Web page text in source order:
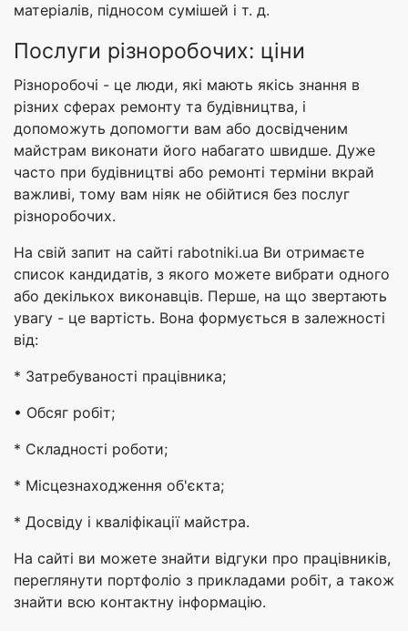
матеріалів, підносом сумішей і т. д.
Послуги різноробочих: ціни
Різноробочі - це люди, які мають якісь знання в
різних сферах ремонту та будівництва, і
допоможуть допомогти вам або досвідченим
майстрам виконати його набагато швидше. Дуже
часто при будівництві або ремонті терміни вкрай
важливі, тому вам ніяк не обійтися без послуг
різноробочих.
На свій запит на сайті rabotniki.ua Ви отримаєте
список кандидатів, з якого можете вибрати одного
або декількох виконавців. Перше, на що звертають
увагу - це вартість. Вона формується в залежності
від:
* Затребуваності працівника;
• Обсяг робіт;
* Складності роботи;
* Місцезнаходження об'єкта;
* Досвіду і кваліфікації майстра.
На сайті ви можете знайти відгуки про працівників,
переглянути портфоліо з прикладами робіт, а також
знайти всю контактну інформацію.